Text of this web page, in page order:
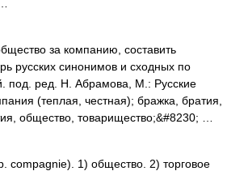
за компанию, составить
русских синонимов и сходных по
под. ред. Н. Абрамова, М.: Русские
(теплая, честная); бражка, братия,
общество, товарищество;&#8230; …
compagnie). 1) общество. 2) торговое